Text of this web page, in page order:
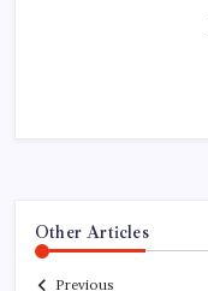
Other Articles
Previous